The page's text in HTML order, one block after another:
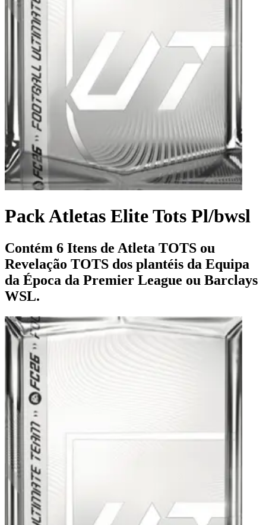
Pack Atletas Elite Tots Pl/bwsl
Contém 6 Itens de Atleta TOTS ou
Revelação TOTS dos plantéis da Equipa
da Época da Premier League ou Barclays
WSL.